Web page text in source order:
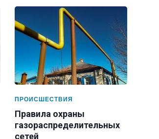
ПРОИСШЕСТВИЯ
Правила охраны
газораспределительных
сетей